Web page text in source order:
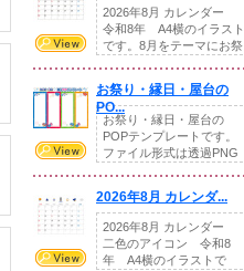
2026年8月 カレンダー
令和8年 A4横のイラスト
です。8月をテーマにお祭
お祭り・縁日・屋台の
PO...
お祭り・縁日・屋台の
POPテンプレートです。
ファイル形式は透過PNG
2026年8月 カレンダ...
2026年8月 カレンダー
二色のアイコン 令和8
年 A4横のイラストで